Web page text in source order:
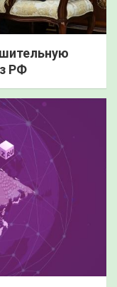
РФ